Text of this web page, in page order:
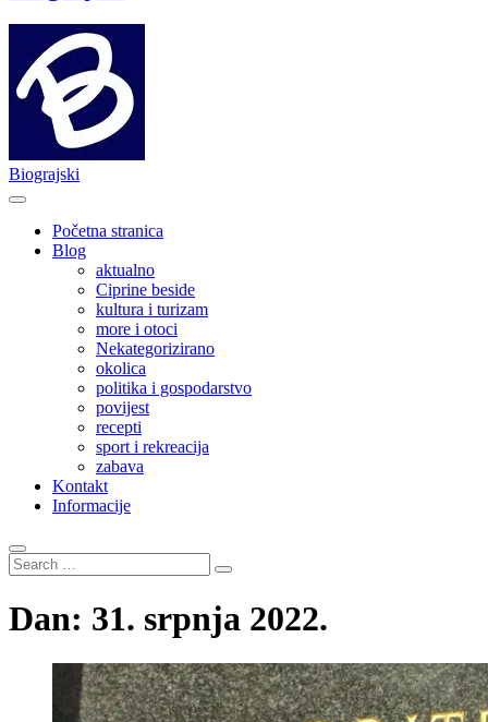
Biograjski
Početna stranica
Blog
aktualno
Ciprine beside
kultura i turizam
more i otoci
Nekategorizirano
okolica
politika i gospodarstvo
povijest
recepti
sport i rekreacija
zabava
Kontakt
Informacije
Search
…
Dan: 31. srpnja 2022.